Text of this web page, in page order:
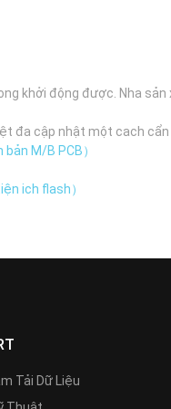
khởi động được. Nha
đa cập nhật một cach
bản M/B PCB）
ich flash）
Tải Dữ Liệu